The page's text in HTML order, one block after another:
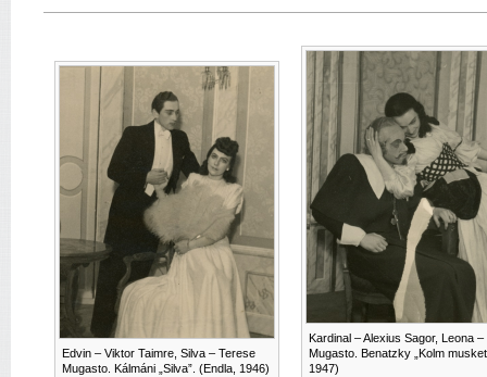
Edvin – Viktor Taimre, Silva – Terese
Mugasto. Kálmáni „Silva”. (Endla, 1946)
Kardinal – Alexius Sagor, Leona
Mugasto. Benatzky „Kolm
1947)